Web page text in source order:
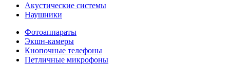
Акустические системы
Наушники
Фотоаппараты
Экшн-камеры
Кнопочные телефоны
Петличные микрофоны